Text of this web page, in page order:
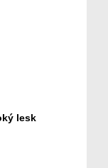
lesk